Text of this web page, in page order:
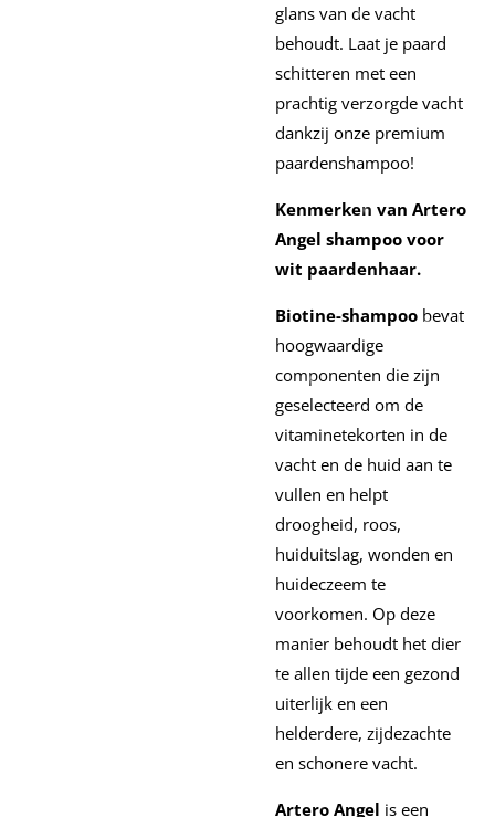
glans van de vacht
behoudt. Laat je paard
schitteren met een
prachtig verzorgde vacht
dankzij onze premium
paardenshampoo!
Kenmerken van Artero
Angel shampoo voor
wit paardenhaar.
Biotine-shampoo bevat
hoogwaardige
componenten die zijn
geselecteerd om de
vitaminetekorten in de
vacht en de huid aan te
vullen en helpt
droogheid, roos,
huiduitslag, wonden en
huideczeem te
voorkomen. Op deze
manier behoudt het dier
te allen tijde een gezond
uiterlijk en een
helderdere, zijdezachte
en schonere vacht.
Artero Angel is een